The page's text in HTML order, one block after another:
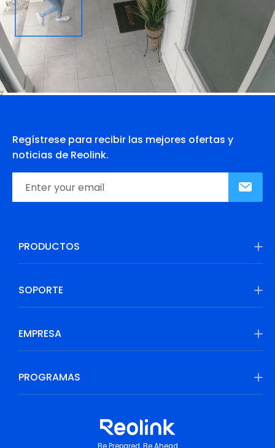
Regístrese para recibir las mejores ofertas y
noticias de Reolink.
PRODUCTOS
SOPORTE
EMPRESA
PROGRAMAS